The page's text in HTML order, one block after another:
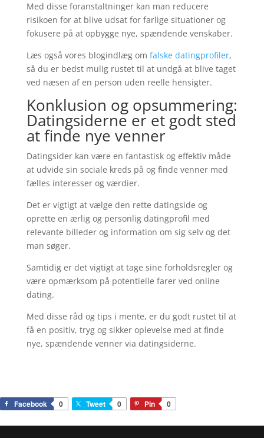
Med disse foranstaltninger kan man reducere
risikoen for at blive udsat for farlige situationer og
fokusere på at opbygge nye, spændende venskaber.
Læs også vores blogindlæg om falske datingprofiler,
så du er bedst mulig rustet til at undgå at blive taget
ved næsen af en person uden reelle hensigter.
Konklusion og opsummering:
Datingsiderne er et godt sted
at finde nye venner
Datingsider kan være en fantastisk og effektiv måde
at udvide sin sociale kreds på og finde venner med
fælles interesser og værdier.
Det er vigtigt at vælge den rette datingside og
oprette en ærlig og personlig datingprofil med
relevante billeder og information om sig selv og det
man søger.
Samtidig er det vigtigt at tage sine forholdsregler og
være opmærksom på potentielle farer ved online
dating.
Med disse råd og tips i mente, er du godt rustet til at
få en positiv, tryg og sikker oplevelse med at finde
nye, spændende venner via datingsiderne.
Facebook 0 Tweet 0 Pin 0